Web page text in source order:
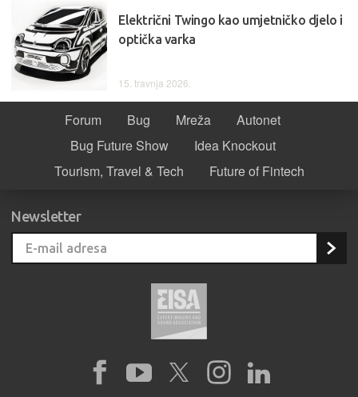
Električni Twingo kao umjetničko djelo i
optička varka
15. travnja 2026.
Forum Bug Mreža
Autonet
Bug Future Show
Idea Knockout
Tourism, Travel & Tech
Future of Fintech
Newsletter